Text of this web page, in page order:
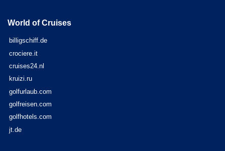
World of Cruises
billigschiff.de
crociere.it
cruises24.nl
kruizi.ru
golfurlaub.com
golfreisen.com
golfhotels.com
jt.de